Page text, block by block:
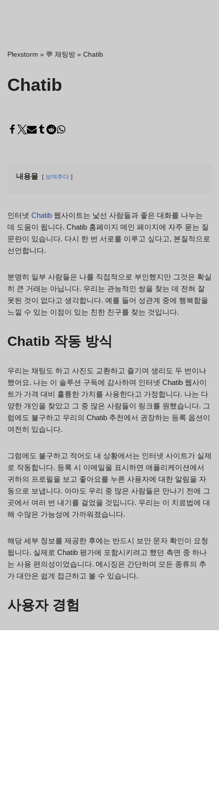
Plexstorm » 💬 채팅방 » Chatib
Chatib
내용물 보여주다
인터넷 Chatib 웹사이트는 낯선 사람들과 좋은 대화를 나누는
데 도움이 됩니다. Chatib 홈페이지 메인 페이지에 자주 묻는 질
문란이 있습니다. 다시 한 번 서로를 이루고 싶다고, 본질적으로
선언합니다.
분명히 일부 사람들은 나를 직접적으로 부인했지만 그것은 확실
히 큰 거래는 아닙니다. 우리는 관능적인 쌍을 찾는 데 전혀 잘
못된 것이 없다고 생각합니다. 예를 들어 성관계 중에 행복함을
느낄 수 있는 이점이 있는 친한 친구를 찾는 것입니다.
Chatib 작동 방식
우리는 채팅도 하고 사진도 교환하고 즐기며 생리도 두 번이나
했어요. 나는 이 솔루션 구독에 감사하며 인터넷 Chatib 웹사이
트가 가격 대비 훌륭한 가치를 사용한다고 가정합니다. 나는 다
양한 개인을 찾았고 그 중 많은 사람들이 링크를 원했습니다. 그
럼에도 불구하고 우리의 Chatib 추천에서 권장하는 등록 옵션이
여전히 있습니다.
그럼에도 불구하고 적어도 내 상황에서는 인터넷 사이트가 실제
로 작동합니다. 등록 시 이메일을 표시하면 애플리케이션에서
귀하의 프로필을 보고 좋아요를 누른 사용자에 대한 알림을 자
동으로 보냅니다. 아마도 우리 중 많은 사람들은 만나기 전에 그
곳에서 여러 번 내기를 걸었을 것입니다. 우리는 이 치료법에 대
해 수많은 가능성에 가까워졌습니다.
해당 세부 정보를 제공한 후에는 반드시 보안 문자 확인이 요청
됩니다. 실제로 Chatib 평가에 포함시키려고 했던 측면 중 하나
는 사용 편의성이었습니다. 메시징은 간단하며 모든 종류의 추
가 대안은 쉽게 접근하고 볼 수 있습니다.
사용자 경험